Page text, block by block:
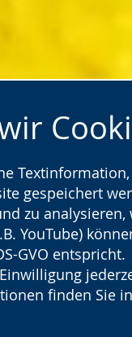
gespeichert
zu
YouTube)
GVO entspricht.
finden Sie